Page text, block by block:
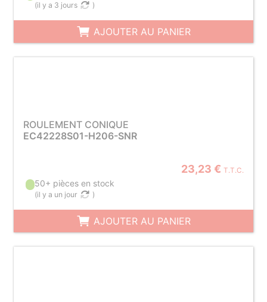
(il y a 3 jours )
AJOUTER AU PANIER
ROULEMENT CONIQUE
EC42228S01-H206-SNR
23,23 € T.T.C.
50+ pièces en stock
(il y a un jour )
AJOUTER AU PANIER